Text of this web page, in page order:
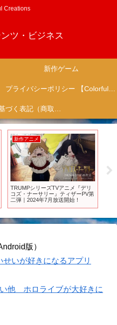
Creations
ツ・ビジネス
新作ゲーム
プライバシーポリシー 【Colorful Creation】
特定商取引法に基づく表記（商取引に関する開示）
新作アニメ
TRUMPシリーズTVアニメ『デリ
コズ・ナーサリー』ティザーPV第
二弾｜2024年7月放送開始！
版）
いが好きになるアプリ
他 ホロライブが大好きに